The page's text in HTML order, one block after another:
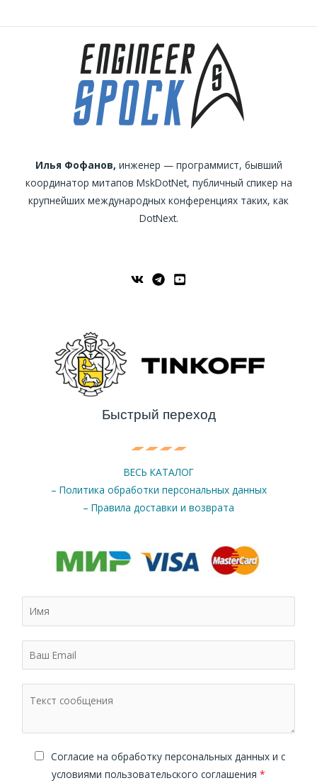
Илья Фофанов, инженер — программист, бывший
координатор митапов MskDotNet, публичный спикер на
крупнейших международных конференциях таких, как
DotNext.
Быстрый переход
ВЕСЬ КАТАЛОГ
– Политика обработки персональных данных
– Правила доставки и возврата
Cогласие на обработку персональных данных и с
условиями пользовательского соглашения *